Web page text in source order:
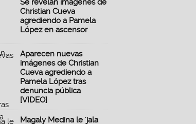
Se revelan imágenes de
Christian Cueva
agrediendo a Pamela
López en ascensor
Aparecen nuevas
imágenes de Christian
Cueva agrediendo a
Pamela López tras
denuncia pública
[VIDEO]
Magaly Medina le 'jala